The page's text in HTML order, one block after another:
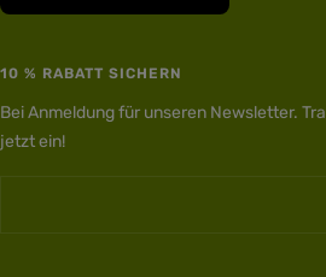
10 % RABATT SICHERN
Bei Anmeldung für unseren Newsletter.
jetzt ein!